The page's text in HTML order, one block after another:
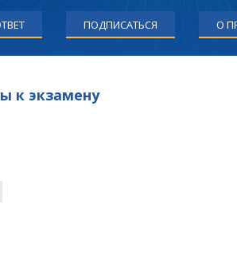
ПОДПИСАТЬСЯ О
к экзамену